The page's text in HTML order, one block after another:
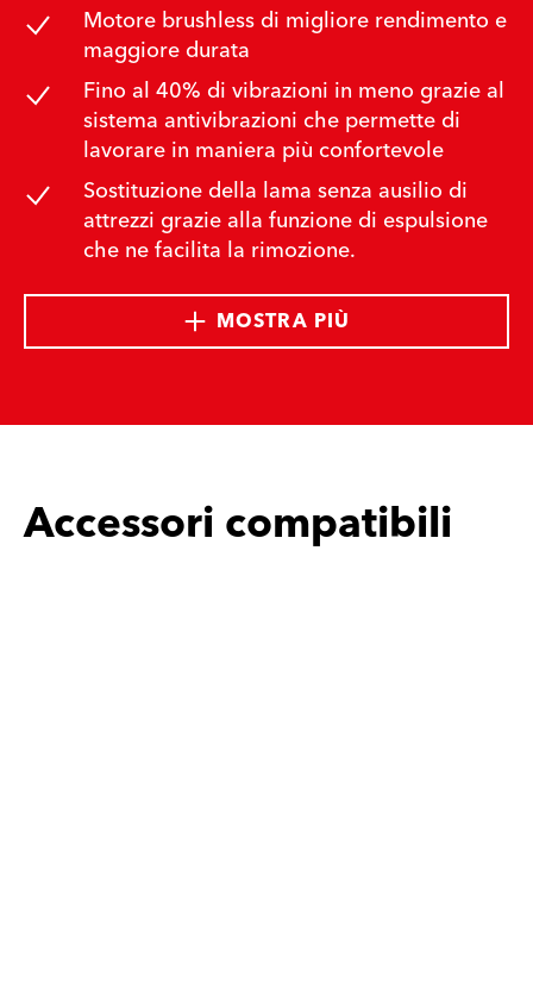
Motore brushless di migliore rendimento e
maggiore durata
Fino al 40% di vibrazioni in meno grazie al
sistema antivibrazioni che permette di
lavorare in maniera più confortevole
Sostituzione della lama senza ausilio di
attrezzi grazie alla funzione di espulsione
che ne facilita la rimozione.
MOSTRA PIÙ
Accessori compatibili